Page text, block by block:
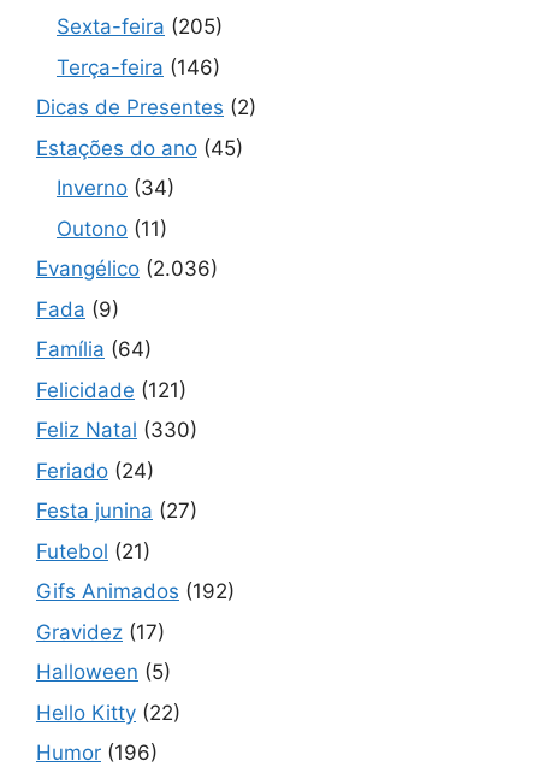
Sexta-feira (205)
Terça-feira (146)
Dicas de Presentes (2)
Estações do ano (45)
Inverno (34)
Outono (11)
Evangélico (2.036)
Fada (9)
Família (64)
Felicidade (121)
Feliz Natal (330)
Feriado (24)
Festa junina (27)
Futebol (21)
Gifs Animados (192)
Gravidez (17)
Halloween (5)
Hello Kitty (22)
Humor (196)